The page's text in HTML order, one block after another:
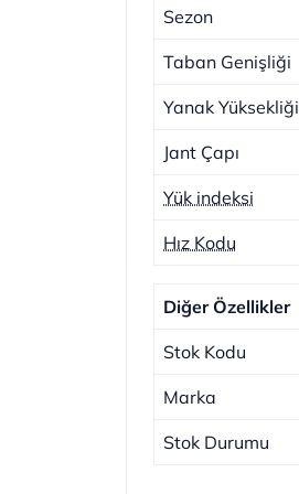
Sezon
Taban Genişliği
Yanak Yüksekliği
Jant Çapı
Yük indeksi
Hız Kodu
Diğer Özellikler
Stok Kodu
Marka
Stok Durumu